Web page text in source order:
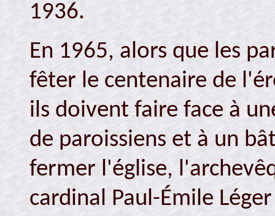
1936.
En 1965, alors que les
fêter le centenaire de
ils doivent faire face à
de paroissiens et à un
fermer l'église,
cardinal Paul-Émile